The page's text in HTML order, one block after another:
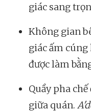
giác sang
Không gian
giác ấm
được làm
Quầy pha
giữa quán.